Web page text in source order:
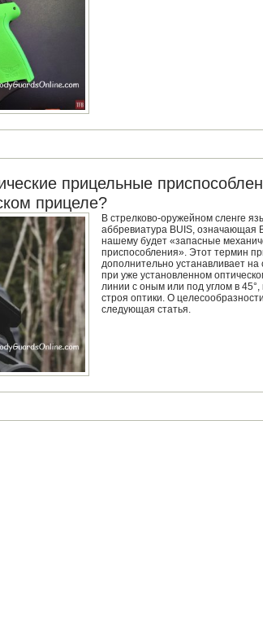
прицельные
прицеле?
В стрелково-оружейном сленге
аббревиатура BUIS, означающая
нашему будет «запасные
приспособления». Этот термин
дополнительно устанавливает
при уже установленном
линии с оным или под углом в 45°,
строя оптики. О
следующая статья.